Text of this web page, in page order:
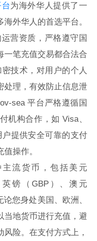
为海外华人提供了一
外华人的首选平台。
营资质，严格遵守国
一笔充值交易都合法合
技术，对用户的个人
处理，有效防止信息泄
sea 平台严格遵循国
机构合作，如 Visa、
提供安全可靠的支付
操作。
流货币，包括美元
英镑（GBP）、澳元
论您身处美国、欧洲、
当地货币进行充值，避
险。在支付方式上，